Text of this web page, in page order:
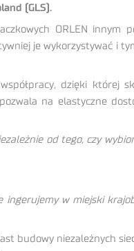
(GLS).
ORLEN innym
je wykorzystywać i
dzięki której
na elastyczne
od tego, czy
ingerujemy w miejski
budowy niezależnych